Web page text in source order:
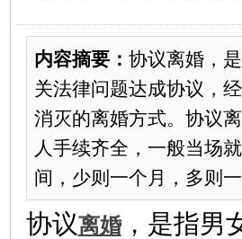
内容摘要： 协议离婚，
关法律问题达成协议，
消灭的离婚方式。协议
人手续齐全，一般当场
间，少则一个月，多则
协议离婚，是指男